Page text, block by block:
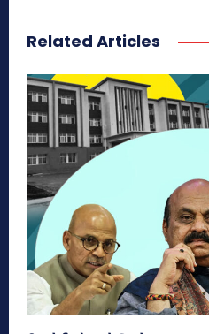
Related Articles